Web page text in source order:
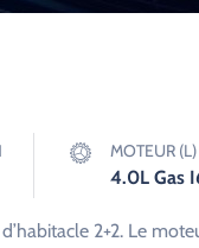
MOTEUR (L)
4.0L Gas
2+2. Le